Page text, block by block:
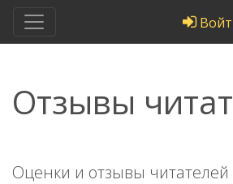
Отзывы
Оценки и отзывы